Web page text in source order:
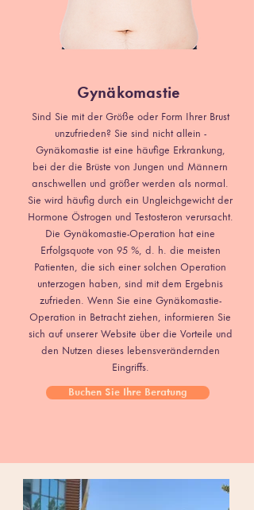
Gynäkomastie
Sind Sie mit der Größe oder Form Ihrer Brust
unzufrieden? Sie sind nicht allein -
Gynäkomastie ist eine häufige Erkrankung,
bei der die Brüste von Jungen und Männern
anschwellen und größer werden als normal.
Sie wird häufig durch ein Ungleichgewicht der
Hormone Östrogen und Testosteron verursacht.
Die Gynäkomastie-Operation hat eine
Erfolgsquote von 95 %, d. h. die meisten
Patienten, die sich einer solchen Operation
unterzogen haben, sind mit dem Ergebnis
zufrieden. Wenn Sie eine Gynäkomastie-
Operation in Betracht ziehen, informieren Sie
sich auf unserer Website über die Vorteile und
den Nutzen dieses lebensverändernden
Eingriffs.
Buchen Sie Ihre Beratung